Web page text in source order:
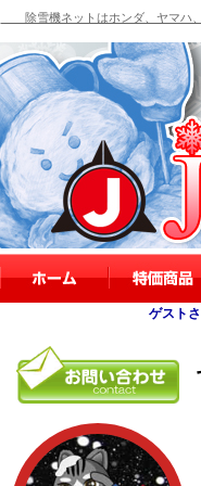
除雪機ネットはホンダ、ヤマハ、
ゲスト